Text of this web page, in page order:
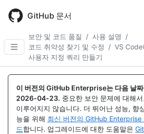
main
GitHub 문서
보안 및 코드 품질 / 사용 설명
/
코드 취약성 찾기 및 수정
/ VS Code
사용자 지정 쿼리 만들기
이 버전의 GitHub Enterprise는 다음 날
2026-04-23. 중요한 보안 문제에 대해
이루어지지 않습니다. 더 뛰어난 성능, 향
능을 위해 최신 버전의 GitHub Enterprise
드합니다. 업그레이드에 대한 도움말은